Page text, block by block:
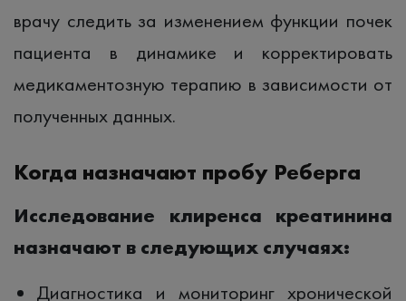
врачу следить за изменением функции почек
пациента в динамике и корректировать
медикаментозную терапию в зависимости от
полученных данных.
Когда назначают пробу Реберга
Исследование клиренса креатинина
назначают в следующих случаях:
Диагностика и мониторинг хронической